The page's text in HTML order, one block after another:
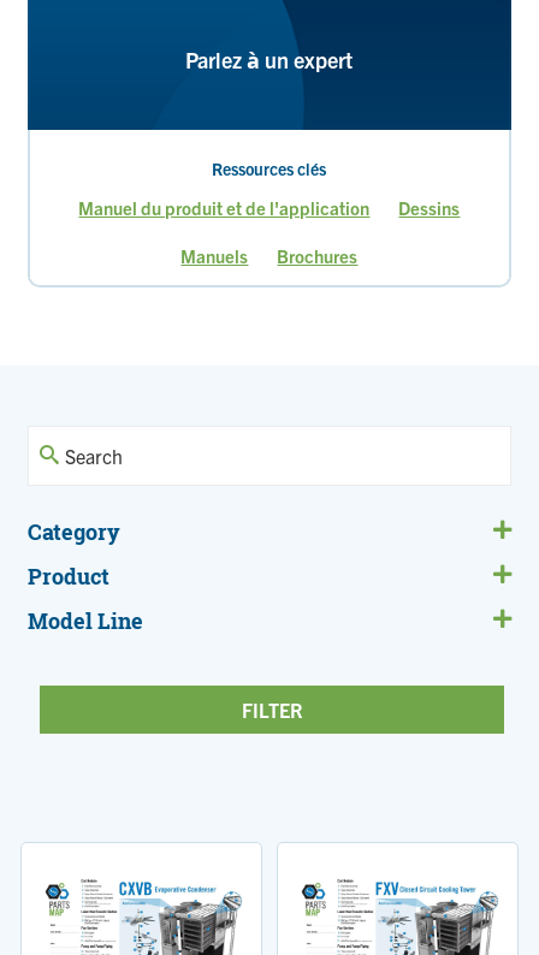
Parlez à un expert
Ressources clés
Manuel du produit et de l'application Dessins
Manuels Brochures
Category
Product
Model Line